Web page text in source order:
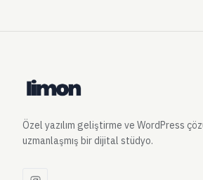
Özel yazılım geliştirme ve WordPress
uzmanlaşmış bir dijital stüdyo.